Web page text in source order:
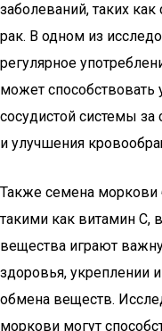
заболеваний, таких
рак. В одном из
регулярное
может способствовать
сосудистой системы за
и улучшения
Также семена моркови
такими как витамин C,
вещества играют
здоровья, укреплении
обмена веществ.
моркови могут